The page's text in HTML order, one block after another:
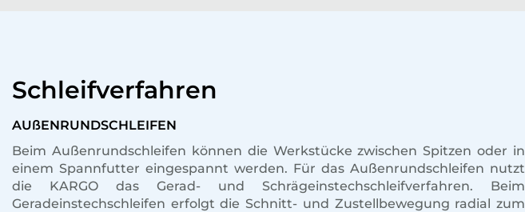
Schleifverfahren
AUßENRUNDSCHLEIFEN
Beim Außenrundschleifen können die Werkstücke zwischen Spitzen oder in
einem Spannfutter eingespannt werden. Für das Außenrundschleifen nutzt
die KARGO das Gerad- und Schrägeinstechschleifverfahren. Beim
Geradeinstechschleifen erfolgt die Schnitt- und Zustellbewegung radial zum